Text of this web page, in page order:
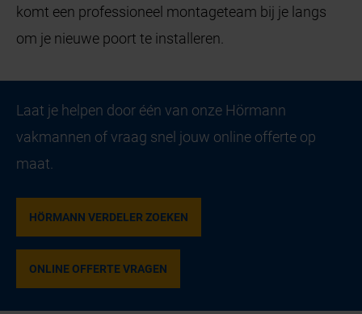
komt een professioneel montageteam bij je langs
om je nieuwe poort te installeren.
Laat je helpen door één van onze Hörmann
vakmannen of vraag snel jouw online offerte op
maat.
HÖRMANN VERDELER ZOEKEN
ONLINE OFFERTE VRAGEN